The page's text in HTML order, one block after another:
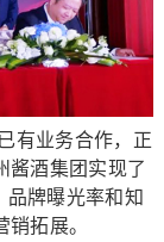
有业务合作，正
酱酒集团实现了
牌曝光率和知
拓展。